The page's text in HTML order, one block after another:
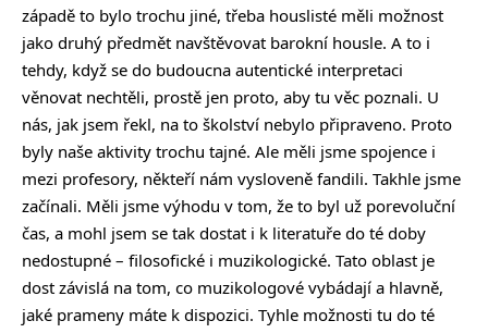
západě to bylo trochu jiné, třeba houslisté měli možnost
jako druhý předmět navštěvovat barokní housle. A to i
tehdy, když se do budoucna autentické interpretaci
věnovat nechtěli, prostě jen proto, aby tu věc poznali. U
nás, jak jsem řekl, na to školství nebylo připraveno. Proto
byly naše aktivity trochu tajné. Ale měli jsme spojence i
mezi profesory, někteří nám vysloveně fandili. Takhle jsme
začínali. Měli jsme výhodu v tom, že to byl už porevoluční
čas, a mohl jsem se tak dostat i k literatuře do té doby
nedostupné – filosofické i muzikologické. Tato oblast je
dost závislá na tom, co muzikologové vybádají a hlavně,
jaké prameny máte k dispozici. Tyhle možnosti tu do té